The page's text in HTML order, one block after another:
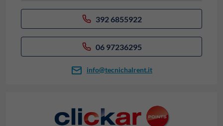
392 6855922
06 97236295
info@tecnichalrent.it